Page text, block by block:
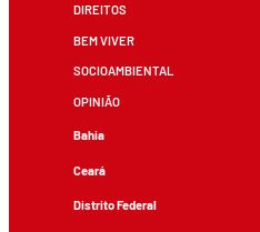
DIREITOS
BEM VIVER
SOCIOAMBIENTAL
OPINIÃO
Bahia
Ceará
Distrito Federal